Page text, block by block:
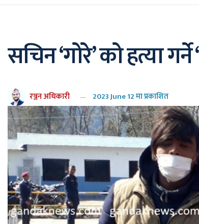
सचिन ‘गोरे’ को हत्या
रञ्जन अधिकारी 2023 June 12 मा प्रकाशित